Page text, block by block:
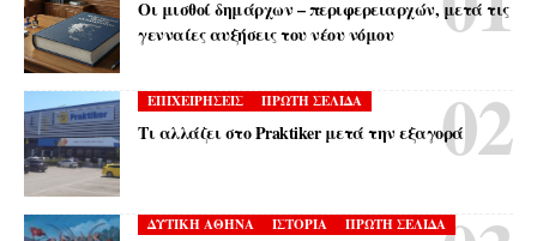
Οι μισθοί δημάρχων – περιφερειαρχών, μετά τις
γενναίες αυξήσεις του νέου νόμου
ΕΠΙΧΕΙΡΗΣΕΙΣ ΠΡΩΤΗ ΣΕΛΙΔΑ
Τι αλλάζει στο Praktiker μετά την εξαγορά
ΔΥΤΙΚΗ ΑΘΗΝΑ ΙΣΤΟΡΙΑ ΠΡΩΤΗ ΣΕΛΙΔΑ